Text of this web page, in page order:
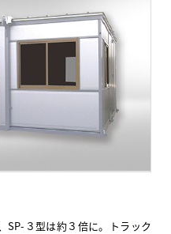
SP-３型は約３倍に。トラック